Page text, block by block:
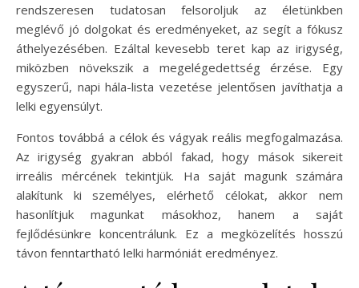
rendszeresen tudatosan felsoroljuk az életünkben
meglévő jó dolgokat és eredményeket, az segít a fókusz
áthelyezésében. Ezáltal kevesebb teret kap az irigység,
miközben növekszik a megelégedettség érzése. Egy
egyszerű, napi hála-lista vezetése jelentősen javíthatja a
lelki egyensúlyt.
Fontos továbbá a célok és vágyak reális megfogalmazása.
Az irigység gyakran abból fakad, hogy mások sikereit
irreális mércének tekintjük. Ha saját magunk számára
alakítunk ki személyes, elérhető célokat, akkor nem
hasonlítjuk magunkat másokhoz, hanem a saját
fejlődésünkre koncentrálunk. Ez a megközelítés hosszú
távon fenntartható lelki harmóniát eredményez.